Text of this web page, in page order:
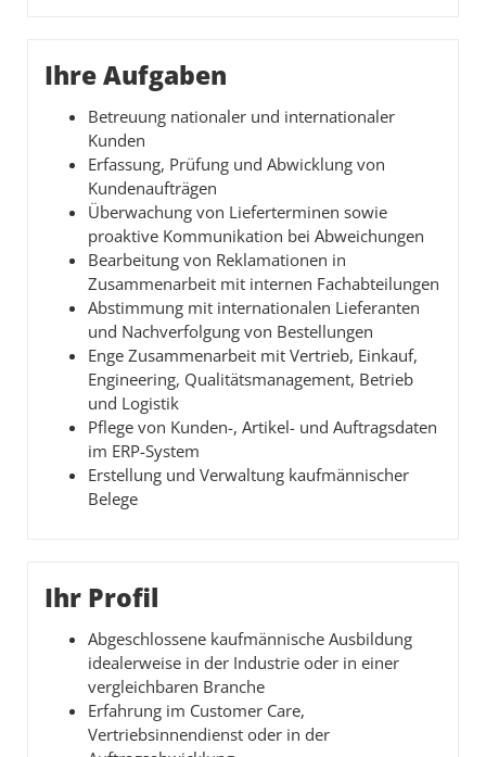
Ihre Aufgaben
Betreuung nationaler und internationaler
Kunden
Erfassung, Prüfung und Abwicklung von
Kundenaufträgen
Überwachung von Lieferterminen sowie
proaktive Kommunikation bei Abweichungen
Bearbeitung von Reklamationen in
Zusammenarbeit mit internen Fachabteilungen
Abstimmung mit internationalen Lieferanten
und Nachverfolgung von Bestellungen
Enge Zusammenarbeit mit Vertrieb, Einkauf,
Engineering, Qualitätsmanagement, Betrieb
und Logistik
Pflege von Kunden-, Artikel- und Auftragsdaten
im ERP-System
Erstellung und Verwaltung kaufmännischer
Belege
Ihr Profil
Abgeschlossene kaufmännische Ausbildung
idealerweise in der Industrie oder in einer
vergleichbaren Branche
Erfahrung im Customer Care,
Vertriebsinnendienst oder in der